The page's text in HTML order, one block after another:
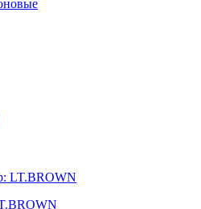
LT.BROWN